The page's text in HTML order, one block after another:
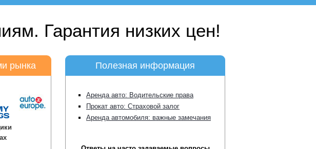
Гарантия низких цен!
рынка Полезная информация
Аренда авто: Водительские права
Прокат авто: Страховой залог
Аренда автомобиля: важные замечания